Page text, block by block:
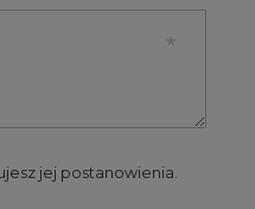
jej postanowienia.